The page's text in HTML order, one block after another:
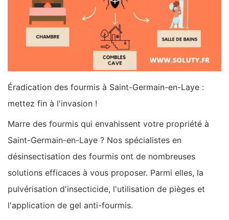
Éradication des fourmis à Saint-Germain-en-Laye :
mettez fin à l'invasion !
Marre des fourmis qui envahissent votre propriété à
Saint-Germain-en-Laye ? Nos spécialistes en
désinsectisation des fourmis ont de nombreuses
solutions efficaces à vous proposer. Parmi elles, la
pulvérisation d'insecticide, l'utilisation de pièges et
l'application de gel anti-fourmis.